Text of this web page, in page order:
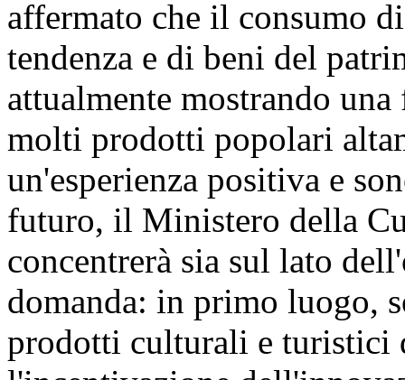
affermato che il consumo
tendenza e di beni del
attualmente mostrando
molti prodotti popolari
un'esperienza positiva e
futuro, il Ministero della
concentrerà sia sul lato
domanda: in primo luogo,
prodotti culturali e turistici